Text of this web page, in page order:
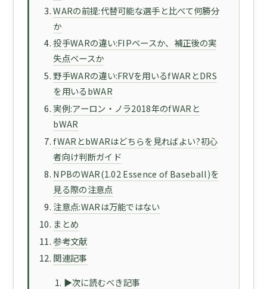
WARの前提:代替可能な選手と比べて何勝分
か
投手WARの違い:FIPベースか、補正後の実
失点ベースか
野手WARの違い:FRVを用いるfWARとDRS
を用いるbWAR
実例:アーロン・ノラ2018年のfWARと
bWAR
fWARとbWARはどちらを見ればよい?初心
者向け判断ガイド
NPBのWAR(1.02 Essence of Baseball)を
見る際の注意点
注意点:WARは万能ではない
まとめ
参考文献
関連記事
▶次に読むべき記事